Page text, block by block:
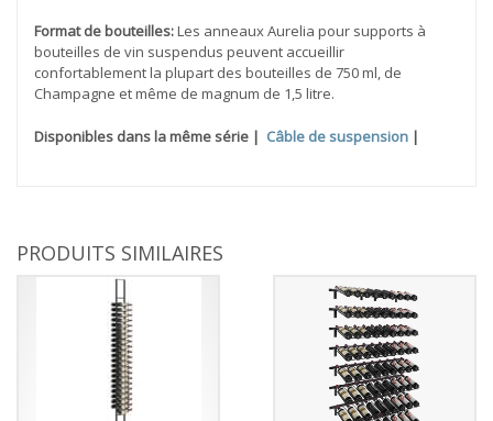
Format de bouteilles:Les anneaux Aurelia pour supports à
bouteilles de vin suspendus peuvent accueillir
confortablement la plupart des bouteilles de 750 ml, de
Champagne et même de magnum de 1,5 litre.
Disponibles dans la même série | Câble de suspension |
PRODUITS SIMILAIRES